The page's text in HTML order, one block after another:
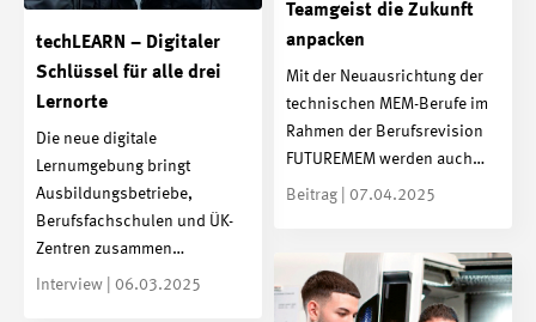
Teamgeist die Zukunft
anpacken
Mit der Neuausrichtung der
technischen MEM-Berufe im
Rahmen der Berufsrevision
FUTUREMEM werden auch…
Beitrag | 07.04.2025
techLEARN – Digitaler
Schlüssel für alle drei
Lernorte
Die neue digitale
Lernumgebung bringt
Ausbildungsbetriebe,
Berufsfachschulen und ÜK-
Zentren zusammen…
Interview | 06.03.2025